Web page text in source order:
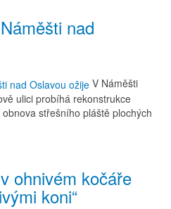
nad
V Náměšti
ulici probíhá rekonstrukce
střešního pláště plochých
ohnivém kočáře
koni“